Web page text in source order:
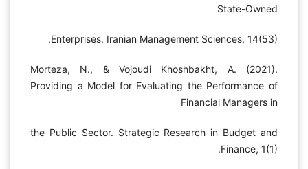
State-Owned
Enterprises. Iranian Management Sciences, 14(53).
Morteza, N., & Vojoudi Khoshbakht, A. (2021).
Providing a Model for Evaluating the Performance of
Financial Managers in
the Public Sector. Strategic Research in Budget and
Finance, 1(1).